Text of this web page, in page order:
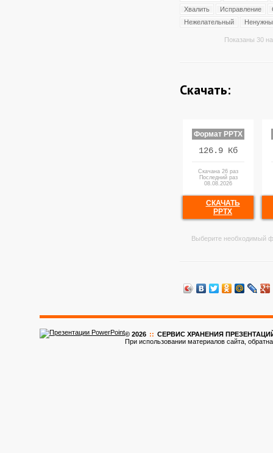
Хвалить
Исправление
Нежелательный
Показаны 30
Скачать:
Формат PPTX
126.9 Кб
Скачана 26 раз
Последний раз
08.08.2026
СКАЧАТЬ
PPTX
Выберите необходимый
© 2026 :: CЕРВИС ХРАНЕНИЯ ПРЕЗЕНТАЦИЙ
При использовании материалов сайта,